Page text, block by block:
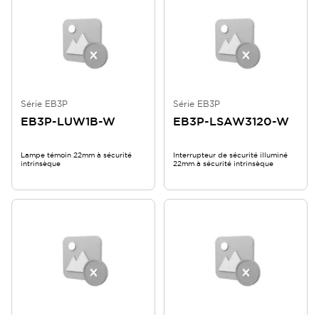
Série EB3P
EB3P-LUW1B-W
Lampe témoin 22mm à sécurité
intrinsèque
Série EB3P
EB3P-LSAW3120-W
Interrupteur de sécurité illuminé
22mm à sécurité intrinsèque